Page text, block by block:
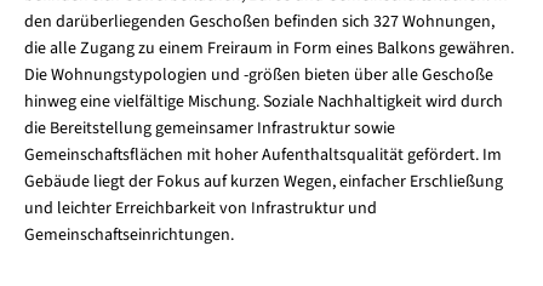
den darüberliegenden Geschoßen befinden sich 327 Wohnungen,
die alle Zugang zu einem Freiraum in Form eines Balkons gewähren.
Die Wohnungstypologien und -größen bieten über alle Geschoße
hinweg eine vielfältige Mischung. Soziale Nachhaltigkeit wird durch
die Bereitstellung gemeinsamer Infrastruktur sowie
Gemeinschaftsflächen mit hoher Aufenthaltsqualität gefördert. Im
Gebäude liegt der Fokus auf kurzen Wegen, einfacher Erschließung
und leichter Erreichbarkeit von Infrastruktur und
Gemeinschaftseinrichtungen.